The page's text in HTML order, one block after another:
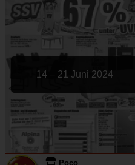
14 – 21 Juni 2024
Poco